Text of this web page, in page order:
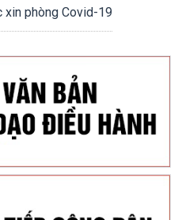
xin phòng Covid-19